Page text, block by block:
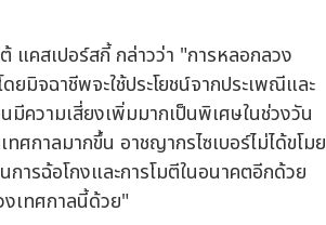
แคสเปอร์สกี้ กล่าวว่า "การหลอกลวง
มิจฉาชีพจะใช้ประโยชน์จากประเพณีและ
มีความเสี่ยงเพิ่มมากเป็นพิเศษในช่วงวัน
ศกาลมากขึ้น อาชญากรไซเบอร์ไม่ได้ขโมย
ารฉ้อโกงและการโมตีในอนาคตอีกด้วย
งเทศกาลนี้ด้วย"